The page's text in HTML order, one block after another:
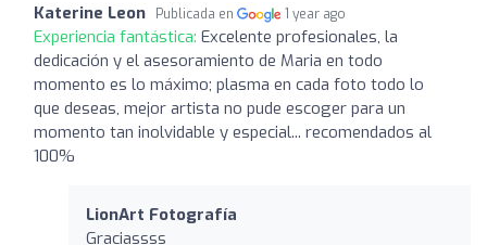
Katerine Leon Publicada en 1 year ago
Experiencia fantástica: Excelente profesionales, la
dedicación y el asesoramiento de Maria en todo
momento es lo máximo; plasma en cada foto todo lo
que deseas, mejor artista no pude escoger para un
momento tan inolvidable y especial... recomendados al
100%
LionArt Fotografía
Graciassss